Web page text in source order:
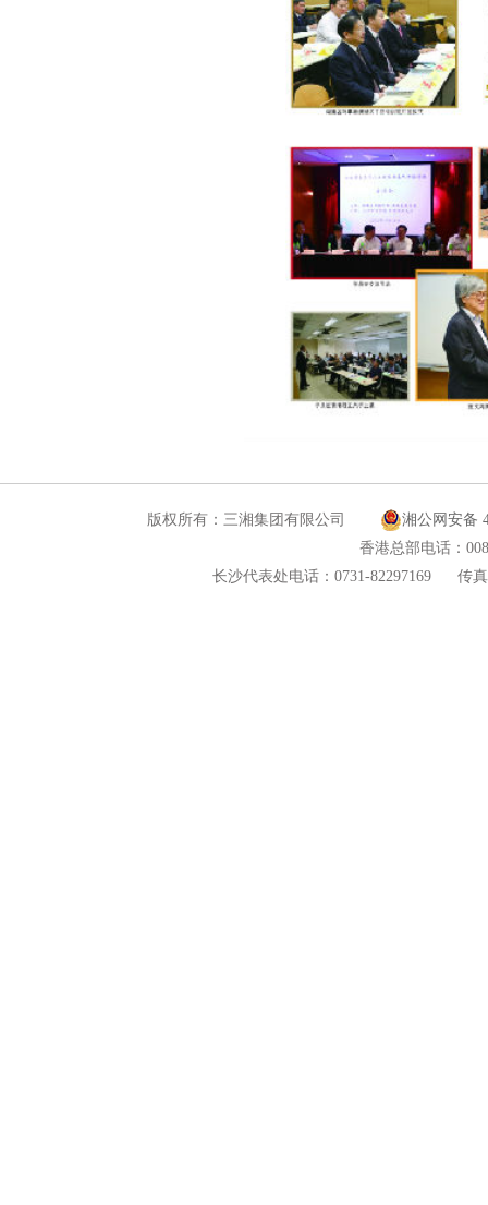
版权所有：三湘集团有限公司
湘公网安备
香港总部电话：
长沙代表处电话：0731-82297169
传